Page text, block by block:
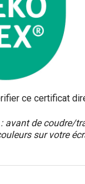
ce certificat
avant de coudre/
sur votre